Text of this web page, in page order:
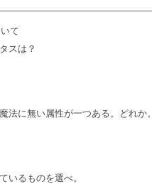
て
スは？
法に無い属性が一つある。どれか。
いるものを選べ。